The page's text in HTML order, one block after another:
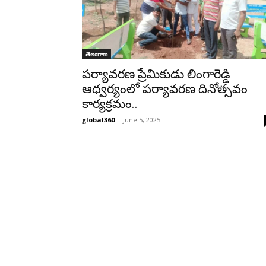
తెలంగాణ
పర్యావరణ ప్రేమికుడు లింగారెడ్డి
ఆధ్వర్యంలో పర్యావరణ దినోత్సవం
కార్యక్రమం..
global360 - June 5, 2025